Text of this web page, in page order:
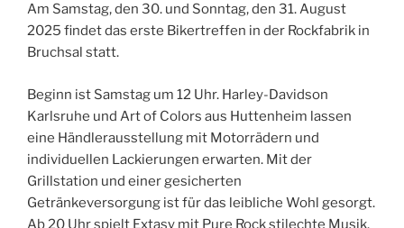
Am Samstag, den 30. und Sonntag, den 31. August
2025 findet das erste Bikertreffen in der Rockfabrik in
Bruchsal statt.
Beginn ist Samstag um 12 Uhr. Harley-Davidson
Karlsruhe und Art of Colors aus Huttenheim lassen
eine Händlerausstellung mit Motorrädern und
individuellen Lackierungen erwarten. Mit der
Grillstation und einer gesicherten
Getränkeversorgung ist für das leibliche Wohl gesorgt.
Ab 20 Uhr spielt Extasy mit Pure Rock stilechte Musik.